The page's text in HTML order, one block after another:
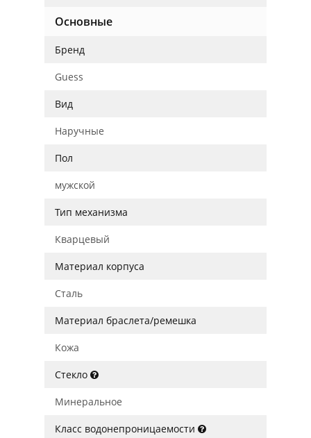
Основные
Бренд
Guess
Вид
Наручные
Пол
мужской
Тип механизма
Кварцевый
Материал корпуса
Сталь
Материал браслета/ремешка
Кожа
Стекло
Минеральное
Класс водонепроницаемости